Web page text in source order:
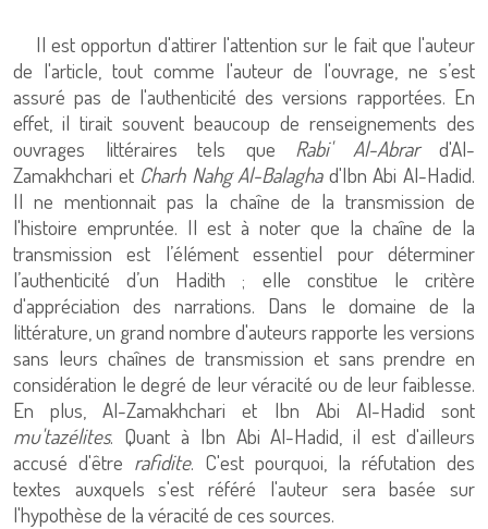
Il est opportun d'attirer l'attention sur le fait que l'auteur
de l'article, tout comme l'auteur de l'ouvrage, ne s’est
assuré pas de l'authenticité des versions rapportées. En
effet, il tirait souvent beaucoup de renseignements des
ouvrages littéraires tels que Rabi' Al-Abrard'Al-
Zamakhchari et Charh Nahg Al-Balagha d'Ibn Abi Al-Hadid.
Il ne mentionnait pas la chaîne de la transmission de
l'histoire empruntée. Il est à noter que la chaîne de la
transmission est l’élément essentiel pour déterminer
l’authenticité d’un Hadith ; elle constitue le critère
d'appréciation des narrations. Dans le domaine de la
littérature, un grand nombre d'auteurs rapporte les versions
sans leurs chaînes de transmission et sans prendre en
considération le degré de leur véracité ou de leur faiblesse.
En plus, Al-Zamakhchari et Ibn Abi Al-Hadid sont
mu'tazélites. Quant à Ibn Abi Al-Hadid, il est d'ailleurs
accusé d'être rafidite. C'est pourquoi, la réfutation des
textes auxquels s'est référé l'auteur sera basée sur
l'hypothèse de la véracité de ces sources.